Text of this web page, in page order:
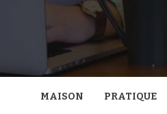
MAISON PRATIQUE